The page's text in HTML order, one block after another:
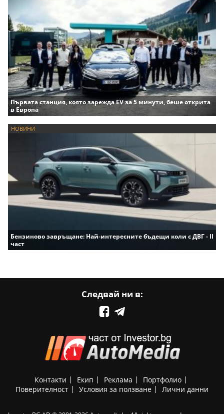
Първата станция, която зарежда EV за 5 минути, беше открита
в Европа
НОВИНИ
Бензиново завръщане: Най-интересните бъдещи коли с ДВГ - II
част
Следвай ни в:
Контакти Екип Реклама
Портфолио
Поверителност
Условия за ползване Лични данни